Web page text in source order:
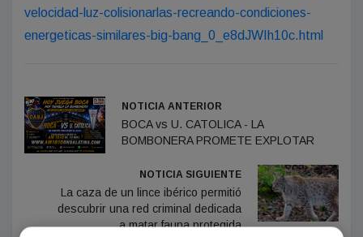
velocidad-luz-colisionarlas-recreando-condiciones-
energeticas-similares-big-bang_0_e8dJWIh10c.html
NOTICIA ANTERIOR
BOCA vs U. CATOLICA - LA
BOMBONERA PROMETE EXPLOTAR
NOTICIA SIGUIENTE
La caza de un lince ibérico permitió
descubrir una red criminal dedicada
a matar fauna protegida